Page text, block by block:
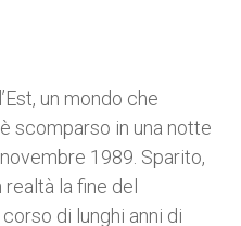
un mondo che
scomparso in una notte
1989. Sparito,
la fine del
di lunghi anni di